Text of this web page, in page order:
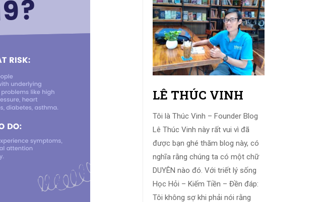
LÊ THÚC VINH
Tôi là Thúc Vinh – Founder Blog
Lê Thúc Vinh này rất vui vì đã
được bạn ghé thăm blog này, có
nghĩa rằng chúng ta có một chữ
DUYÊN nào đó. Với triết lý sống
Học Hỏi – Kiếm Tiền – Đền đáp:
Tôi không sợ khi phải nói rằng